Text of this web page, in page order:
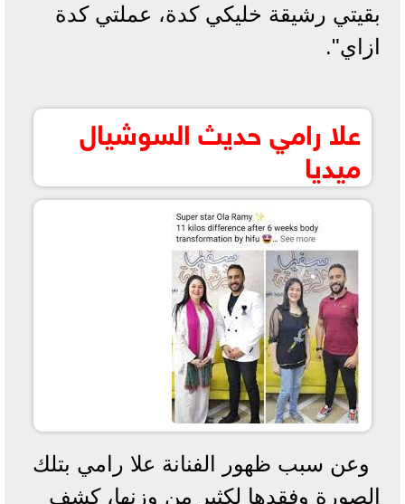
بقيتي رشيقة خليكي كدة، عملتي كدة
ازاي".
علا رامي حديث السوشيال
ميديا
وعن سبب ظهور الفنانة علا رامي بتلك
الصورة وفقدها لكثير من وزنها، كشف